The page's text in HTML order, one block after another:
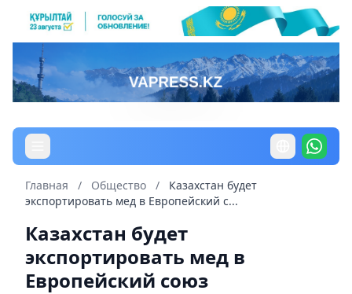
Главная / Общество /
Казахстан будет
экспортировать мед в Европейский с...
Казахстан будет
экспортировать мед в
Европейский союз